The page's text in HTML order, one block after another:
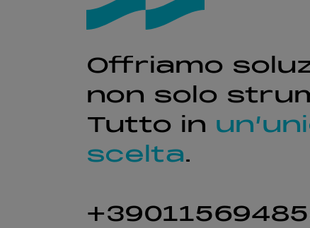
Offriamo
non solo
Tutto in
scelta.